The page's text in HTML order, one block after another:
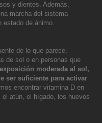
y dientes. Además,
marcha del sistema
estado de ánimo.
de lo que parece,
de sol o en personas que
moderada al sol,
ser suficiente para activar
encontrar vitamina D en
atún, el hígado, los huevos